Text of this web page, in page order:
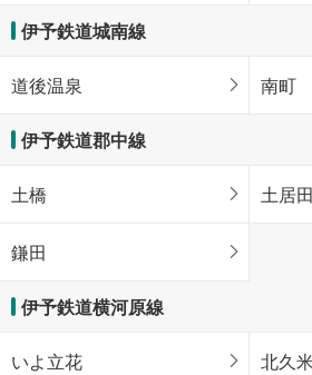
伊予鉄道城南線
道後温泉 南町
伊予鉄道郡中線
土橋 土居田
鎌田
伊予鉄道横河原線
いよ立花 北久米